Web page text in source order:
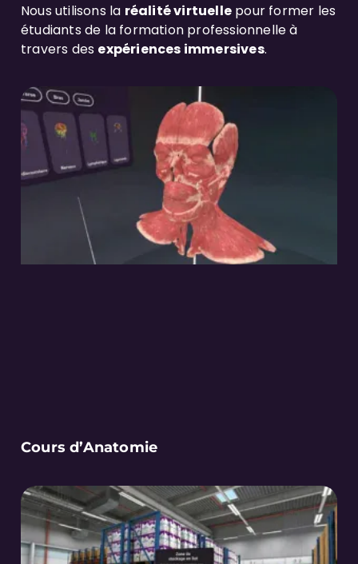
Nous utilisons la réalité virtuelle pour former les
étudiants de la formation professionnelle à
travers des expériences immersives.
Cours d’Anatomie